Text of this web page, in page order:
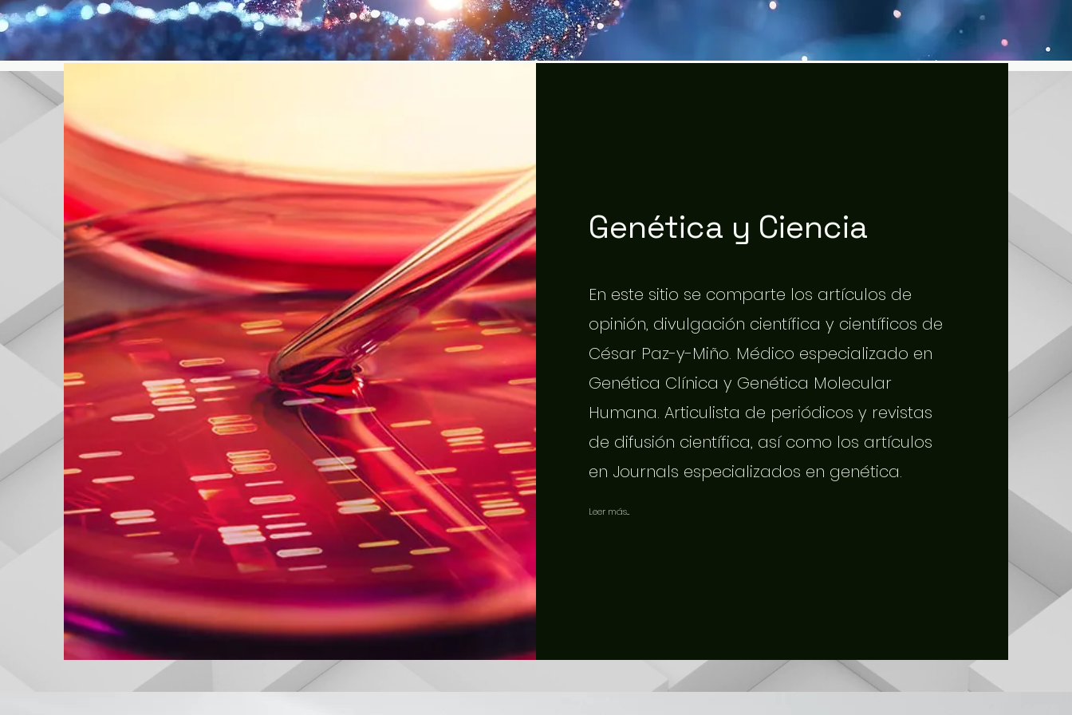
Genética y Ciencia
En este sitio se comparte los artículos de
opinión, divulgación científica y científicos de
César Paz-y-Miño. Médico especializado en
Genética Clínica y Genética Molecular
Humana. Articulista de periódicos y revistas
de difusión científica, así como los artículos
en Journals especializados en genética.
Leer más...